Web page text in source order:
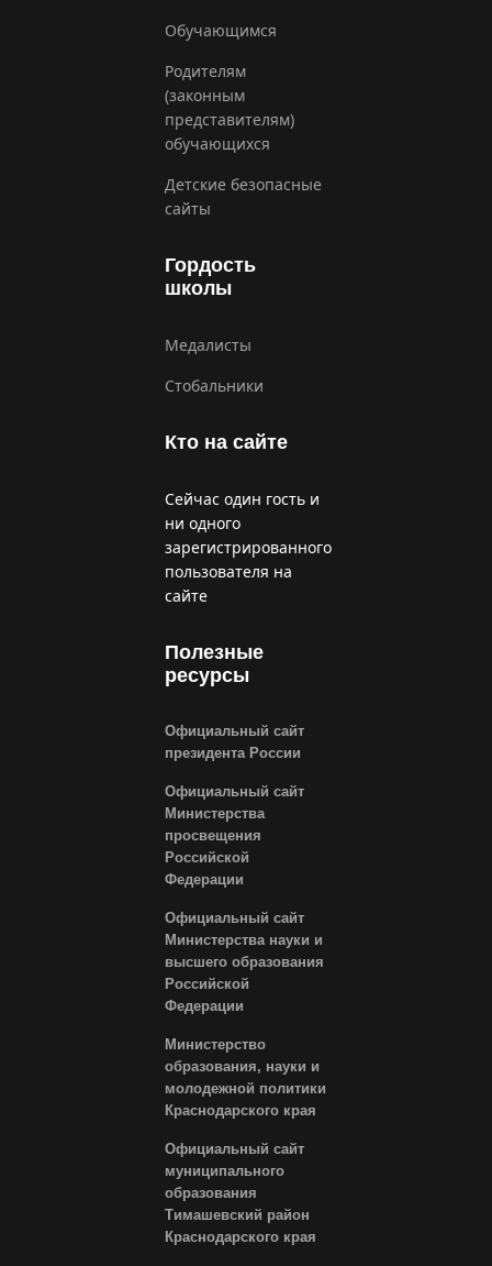
Обучающимся
Родителям
(законным
представителям)
обучающихся
Детские безопасные
сайты
Гордость
школы
Медалисты
Стобальники
Кто на сайте
Сейчас один гость и
ни одного
зарегистрированного
пользователя на
сайте
Полезные
ресурсы
Официальный сайт
президента России
Официальный сайт
Министерства
просвещения
Российской
Федерации
Официальный сайт
Министерства науки и
высшего образования
Российской
Федерации
Министерство
образования, науки и
молодежной политики
Краснодарского края
Официальный сайт
муниципального
образования
Тимашевский район
Краснодарского края